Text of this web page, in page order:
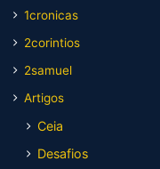
1cronicas
2corintios
2samuel
Artigos
Ceia
Desafios